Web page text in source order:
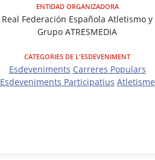
ENTIDAD ORGANIZADORA
Real Federación Española Atletismo y
Grupo ATRESMEDIA
CATEGORIES DE L'ESDEVENIMENT
Esdeveniments Carreres Populars
Esdeveniments Participatius Atletisme